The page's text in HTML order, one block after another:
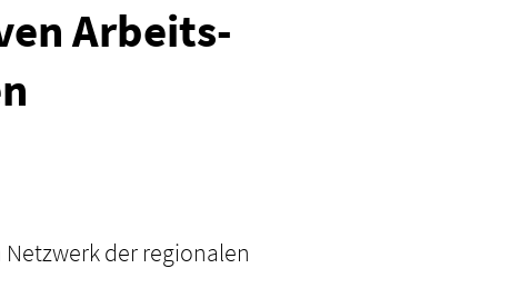
Arbeits-
der regionalen